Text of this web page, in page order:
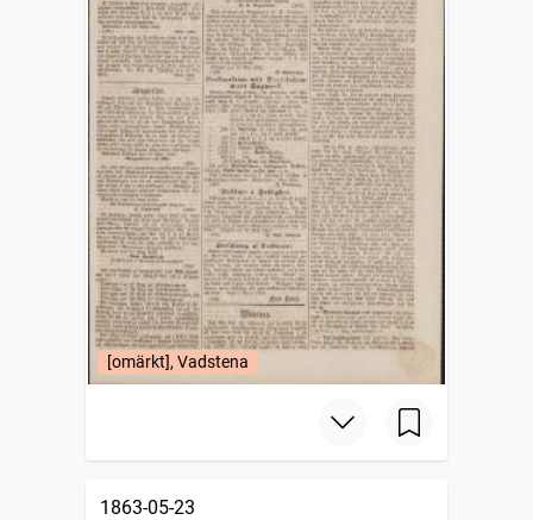
[omärkt], Vadstena
1863-05-23